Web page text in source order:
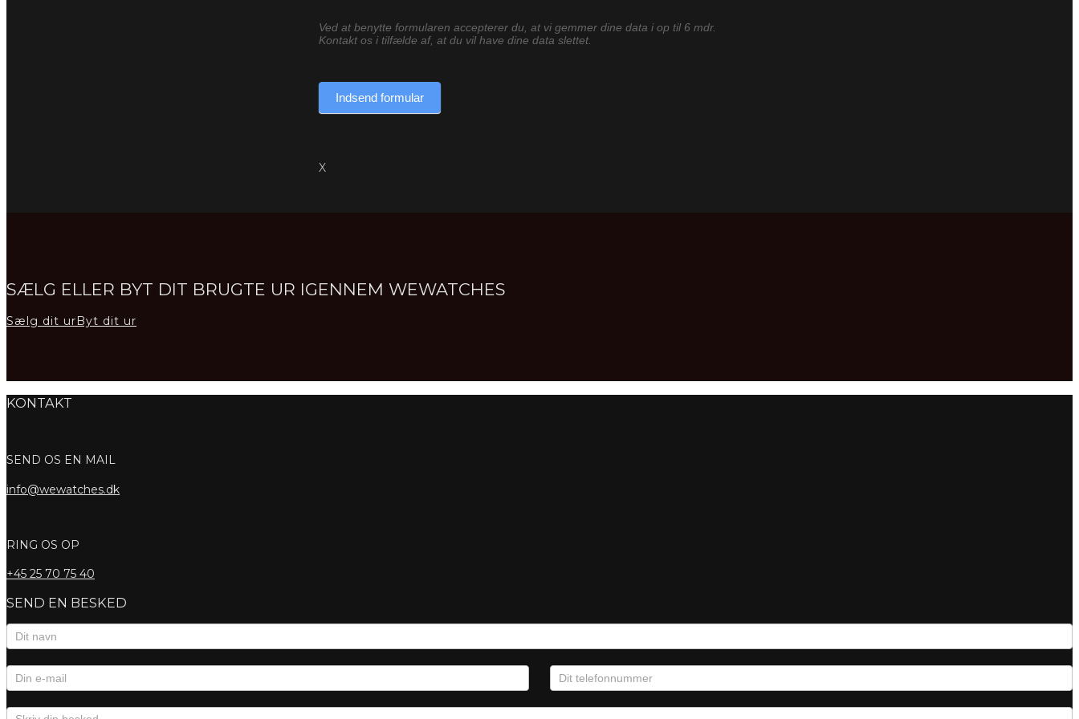
Ved at benytte formularen accepterer du, at vi gemmer dine data i op til 6 mdr.
Kontakt os i tilfælde af, at du vil have dine data slettet.
Indsend formular
X
SÆLG ELLER BYT DIT BRUGTE UR IGENNEM WEWATCHES
Sælg dit urByt dit ur
KONTAKT
SEND OS EN MAIL
info@wewatches.dk
RING OS OP
+45 25 70 75 40
SEND EN BESKED
Kontaktformular